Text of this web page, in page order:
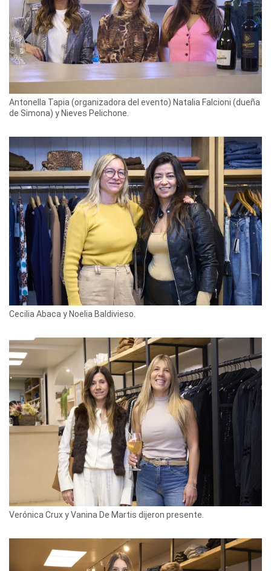
Antonella Tapia (organizadora del evento) Natalia Falcioni (dueña
de Simona) y Nieves Pelichone.
Cecilia Abaca y Noelia Baldivieso.
Verónica Crux y Vanina De Martis dijeron presente.